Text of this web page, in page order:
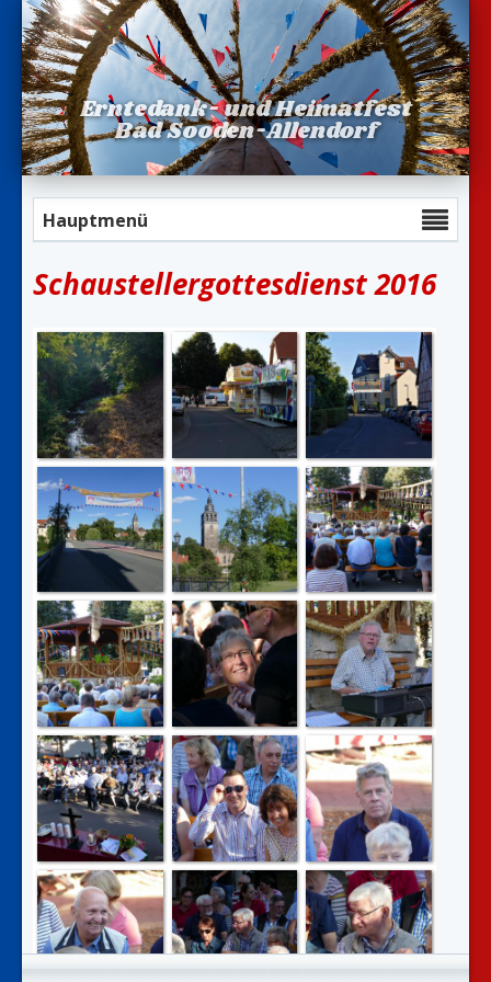
Erntedank- und Heimatfest
Bad Sooden-Allendorf
Hauptmenü
Schaustellergottesdienst 2016